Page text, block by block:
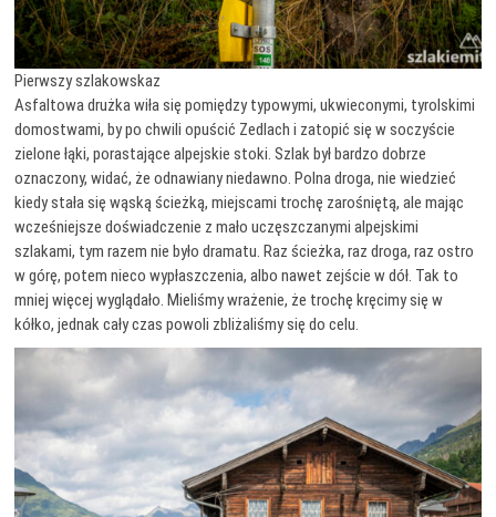
Pierwszy szlakowskaz
Asfaltowa drużka wiła się pomiędzy typowymi, ukwieconymi, tyrolskimi
domostwami, by po chwili opuścić Zedlach i zatopić się w soczyście
zielone łąki, porastające alpejskie stoki. Szlak był bardzo dobrze
oznaczony, widać, że odnawiany niedawno. Polna droga, nie wiedzieć
kiedy stała się wąską ścieżką, miejscami trochę zarośniętą, ale mając
wcześniejsze doświadczenie z mało uczęszczanymi alpejskimi
szlakami, tym razem nie było dramatu. Raz ścieżka, raz droga, raz ostro
w górę, potem nieco wypłaszczenia, albo nawet zejście w dół. Tak to
mniej więcej wyglądało. Mieliśmy wrażenie, że trochę kręcimy się w
kółko, jednak cały czas powoli zbliżaliśmy się do celu.